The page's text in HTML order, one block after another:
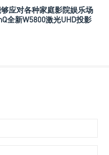
应对各种家庭影院娱乐场
全新W5800激光UHD投影